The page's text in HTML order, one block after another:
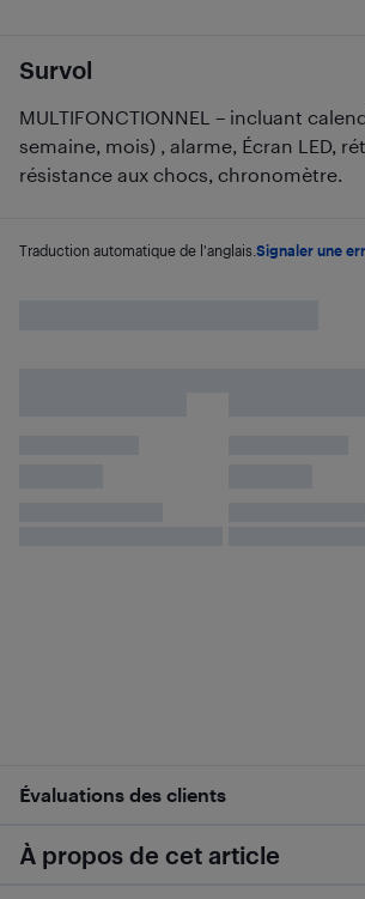
Survol
MULTIFONCTIONNEL – incluant
semaine, mois) , alarme, Écran LED,
résistance aux chocs, chronomètre.
Traduction automatique de l'anglais. Signaler une
Évaluations des clients
À propos de cet article